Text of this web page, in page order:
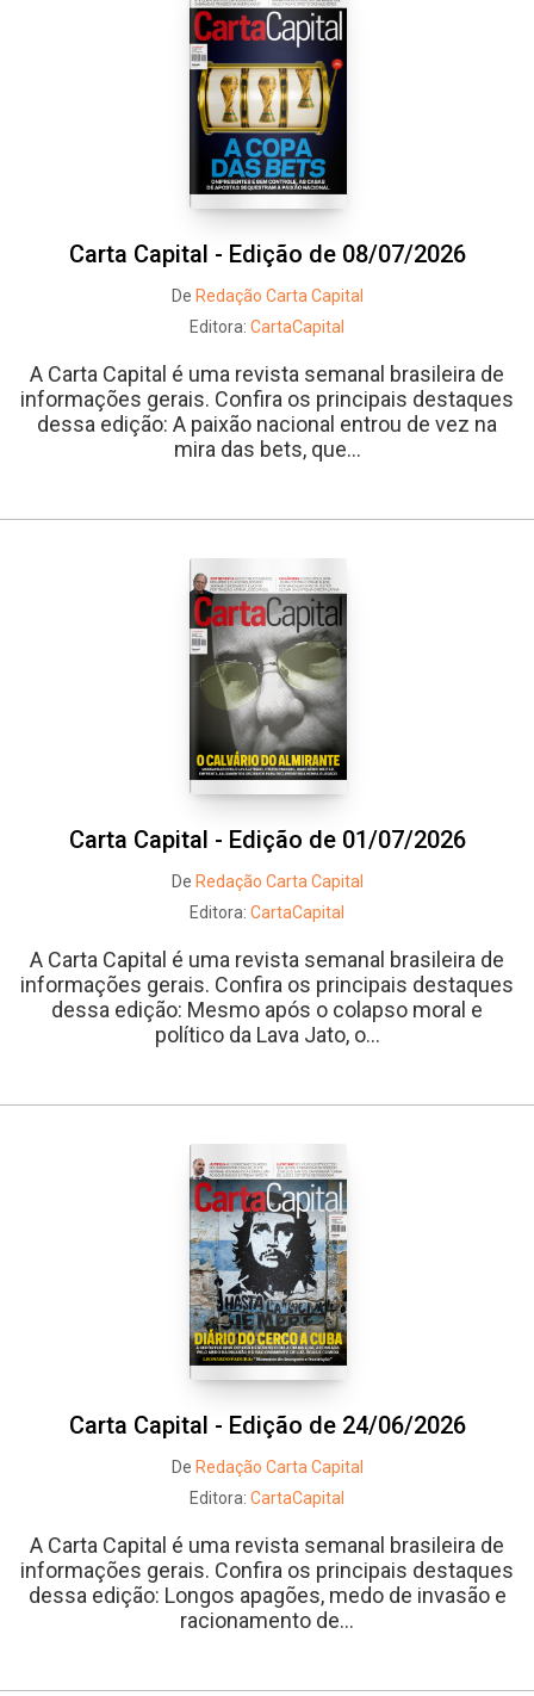
Carta Capital - Edição de 08/07/2026
De Redação Carta Capital
Editora: CartaCapital
A Carta Capital é uma revista semanal brasileira de
informações gerais. Confira os principais destaques
dessa edição: A paixão nacional entrou de vez na
mira das bets, que...
Carta Capital - Edição de 01/07/2026
De Redação Carta Capital
Editora: CartaCapital
A Carta Capital é uma revista semanal brasileira de
informações gerais. Confira os principais destaques
dessa edição: Mesmo após o colapso moral e
político da Lava Jato, o...
Carta Capital - Edição de 24/06/2026
De Redação Carta Capital
Editora: CartaCapital
A Carta Capital é uma revista semanal brasileira de
informações gerais. Confira os principais destaques
dessa edição: Longos apagões, medo de invasão e
racionamento de...
Facebook Twitter